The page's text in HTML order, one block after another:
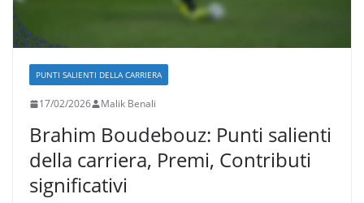
PUNTI SALIENTI DELLA CARRIERA
17/02/2026 Malik Benali
Brahim Boudebouz: Punti salienti
della carriera, Premi, Contributi
significativi